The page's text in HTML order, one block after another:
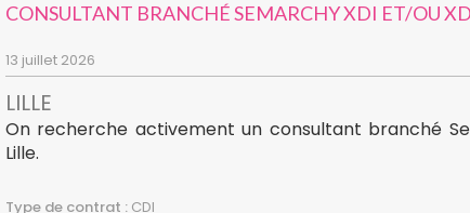
CONSULTANT BRANCHÉ SEMARCHY XDI ET/OU
13 juillet 2026
LILLE
Type de contrat : CDI
On recherche activement un consultant branché
Lille.